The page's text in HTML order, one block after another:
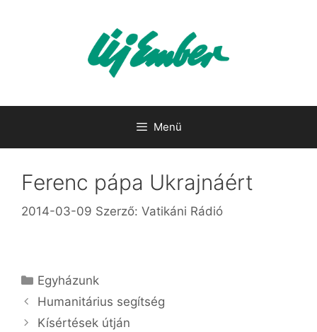
Menü
Ferenc pápa Ukrajnáért
2014-03-09 Szerző: Vatikáni Rádió
Kategória
Egyházunk
Humanitárius segítség
Kísértések útján